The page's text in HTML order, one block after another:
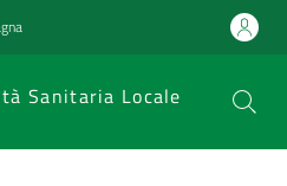
Sanitaria Locale